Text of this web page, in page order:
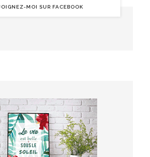
MOI SUR FACEBOOK